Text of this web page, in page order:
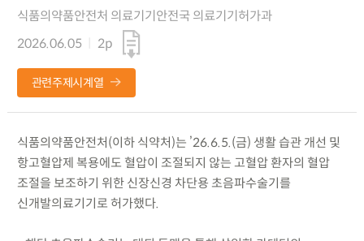
식품의약품안전처 의료기기안전국 의료기기허가과
2026.06.05
2p
관련주제시계열
식품의약품안전처(이하 식약처)는 ’26.6.5.(금) 생활 습관 개선 및
항고혈압제 복용에도 혈압이 조절되지 않는 고혈압 환자의 혈압
조절을 보조하기 위한 신장신경 차단용 초음파수술기를
신개발의료기기로 허가했다.